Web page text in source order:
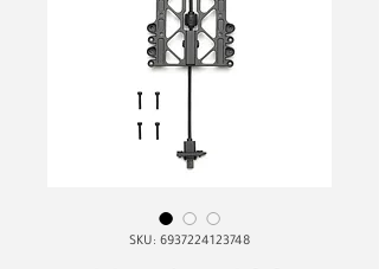
SKU: 6937224123748